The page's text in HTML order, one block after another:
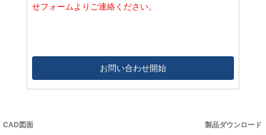
せフォームよりご連絡ください。
お問い合わせ開始
CAD図面 製品ダウンロード